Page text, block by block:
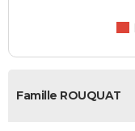
Famille ROUQUAT